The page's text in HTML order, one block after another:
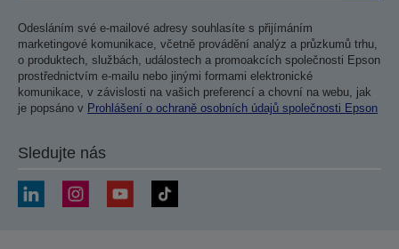
Odesláním své e-mailové adresy souhlasíte s přijímáním
marketingové komunikace, včetně provádění analýz a průzkumů trhu,
o produktech, službách, událostech a promoakcích společnosti Epson
prostřednictvím e-mailu nebo jinými formami elektronické
komunikace, v závislosti na vašich preferencí a chovní na webu, jak
je popsáno v Prohlášení o ochraně osobních údajů společnosti Epson
Sledujte nás